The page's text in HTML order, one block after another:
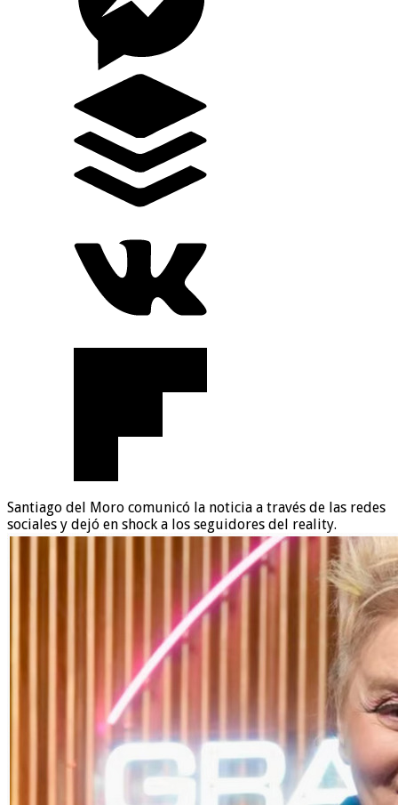
Santiago del Moro comunicó la noticia a través de las redes
sociales y dejó en shock a los seguidores del reality.